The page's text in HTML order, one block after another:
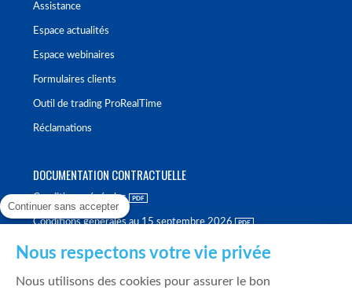
Assistance
Espace actualités
Espace webinaires
Formulaires clients
Outil de trading ProRealTime
Réclamations
DOCUMENTATION CONTRACTUELLE
Conditions générales
Conditions générales au 15 septembre 2026
Continuer sans accepter
Nous respectons votre vie privée
Nous utilisons des cookies pour assurer le bon